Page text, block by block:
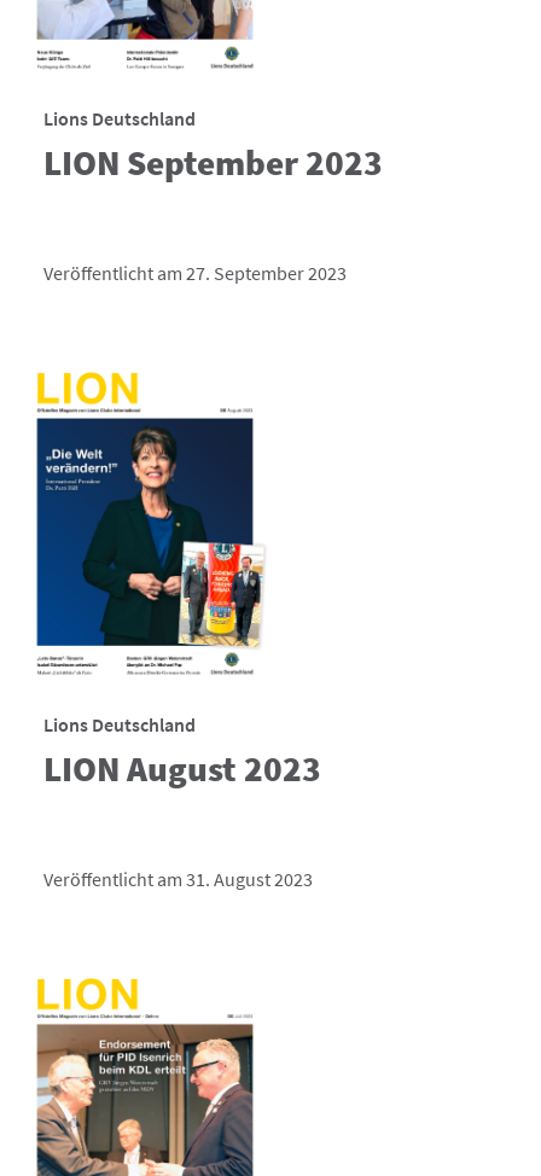
Lions Deutschland
LION September 2023
Veröffentlicht am 27. September 2023
Lions Deutschland
LION August 2023
Veröffentlicht am 31. August 2023